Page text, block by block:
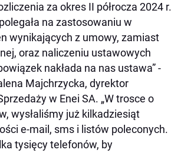
za okres II półrocza 2024 r.
na zastosowaniu w
wynikających z umowy, zamiast
oraz naliczeniu ustawowych
nakłada na nas ustawa” -
Majchrzycka, dyrektor
w Enei SA. „W trosce o
wysłaliśmy już kilkadziesiąt
e-mail, sms i listów poleconych.
tysięcy telefonów, by